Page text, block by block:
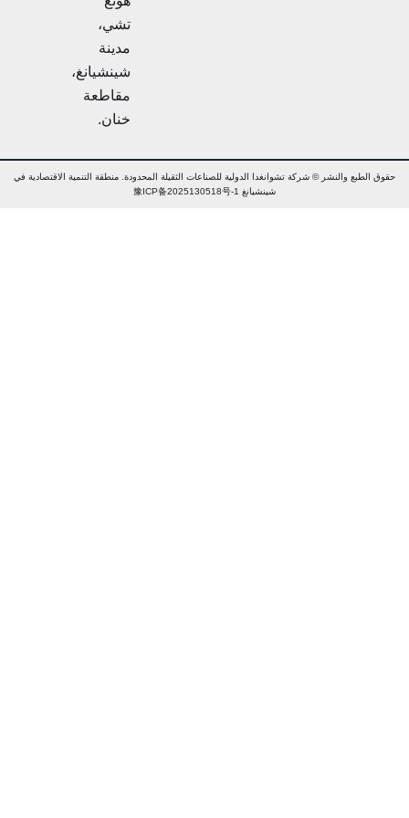
تشي،
مدينة
شينشيانغ،
مقاطعة
خنان.
الطبع والنشر © شركة تشوانغدا الدولية للصناعات الثقيلة المحدودة. منطقة التنمية الاقتصادية في
شينشيانغ 豫ICP备2025130518号-1